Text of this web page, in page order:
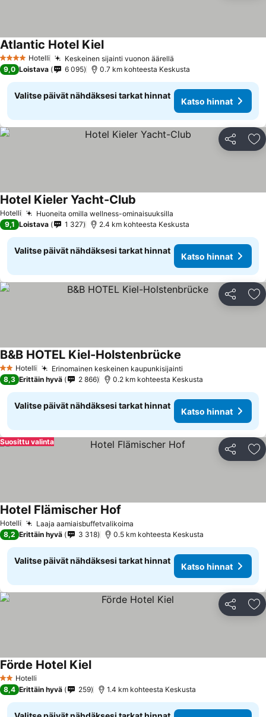
4 Tähtiluokitus
Hotelli Keskeinen sijainti vuonon äärellä
Atlantic Hotel Kiel
9,0 Loistava 6 095 0.7 km kohteesta Keskusta
Valitse päivät nähdäksesi tarkat hinnat
Katso hinnat
Jaa
Hotelli Huoneita omilla wellness-ominaisuuksilla
Hotel Kieler Yacht-Club
9,1 Loistava 1 327 2.4 km kohteesta Keskusta
Valitse päivät nähdäksesi tarkat hinnat
Katso hinnat
Jaa
2 Tähtiluokitus
Hotelli Erinomainen keskeinen kaupunkisijainti
B&B HOTEL Kiel-Holstenbrücke
8,3 Erittäin hyvä 2 866 0.2 km kohteesta Keskusta
Valitse päivät nähdäksesi tarkat hinnat
Katso hinnat
Jaa
Suosittu valinta
Hotelli Laaja aamiaisbuffetvalikoima
Hotel Flämischer Hof
8,2 Erittäin hyvä 3 318 0.5 km kohteesta Keskusta
Valitse päivät nähdäksesi tarkat hinnat
Katso hinnat
Jaa
2 Tähtiluokitus
Hotelli
Förde Hotel Kiel
8,4 Erittäin hyvä 259 1.4 km kohteesta Keskusta